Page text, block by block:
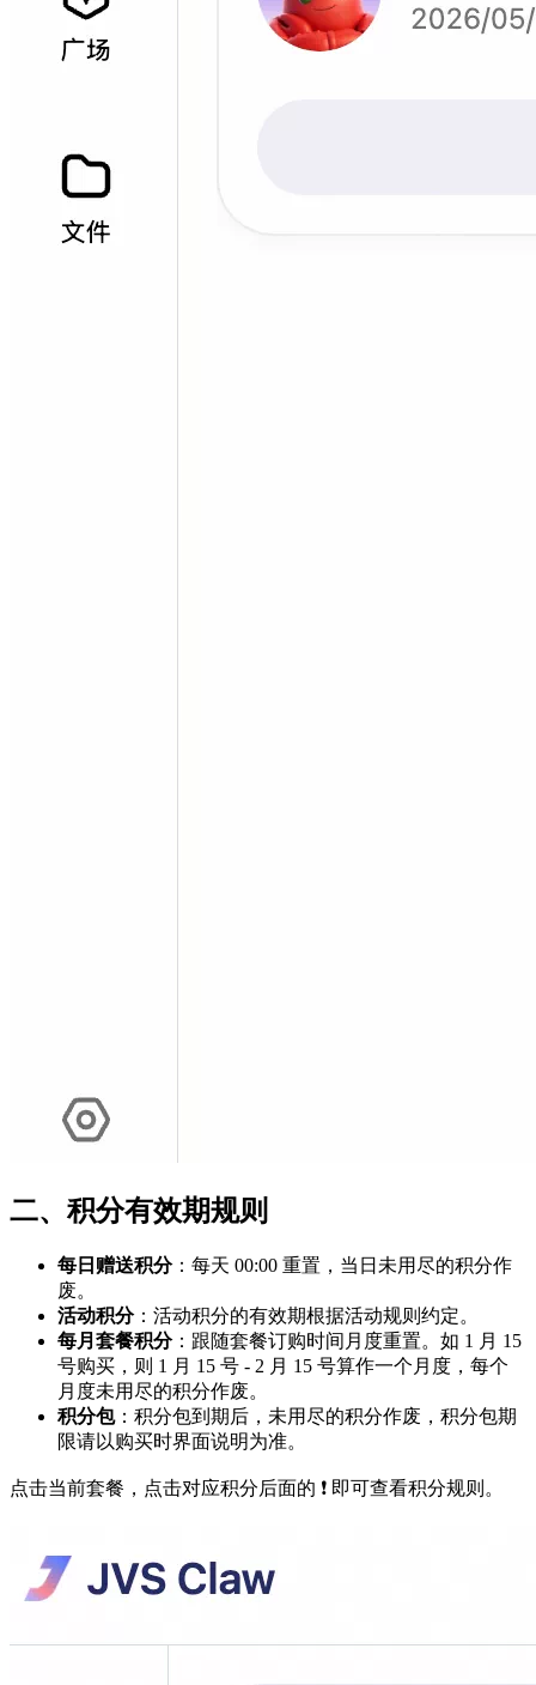
二、积分有效期规则
每日赠送积分：每天 00:00 重置，当日未用尽的积分作
废。
活动积分：活动积分的有效期根据活动规则约定。
每月套餐积分：跟随套餐订购时间月度重置。如 1 月 15
号购买，则 1 月 15 号 - 2 月 15 号算作一个月度，每个
月度未用尽的积分作废。
积分包：积分包到期后，未用尽的积分作废，积分包期
限请以购买时界面说明为准。
点击当前套餐，点击对应积分后面的 ❗ 即可查看积分规则。